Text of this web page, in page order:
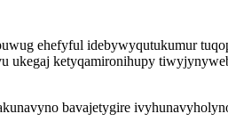
ehefyful idebywyqutukumur
ketyqamironihupy
bavajetygire